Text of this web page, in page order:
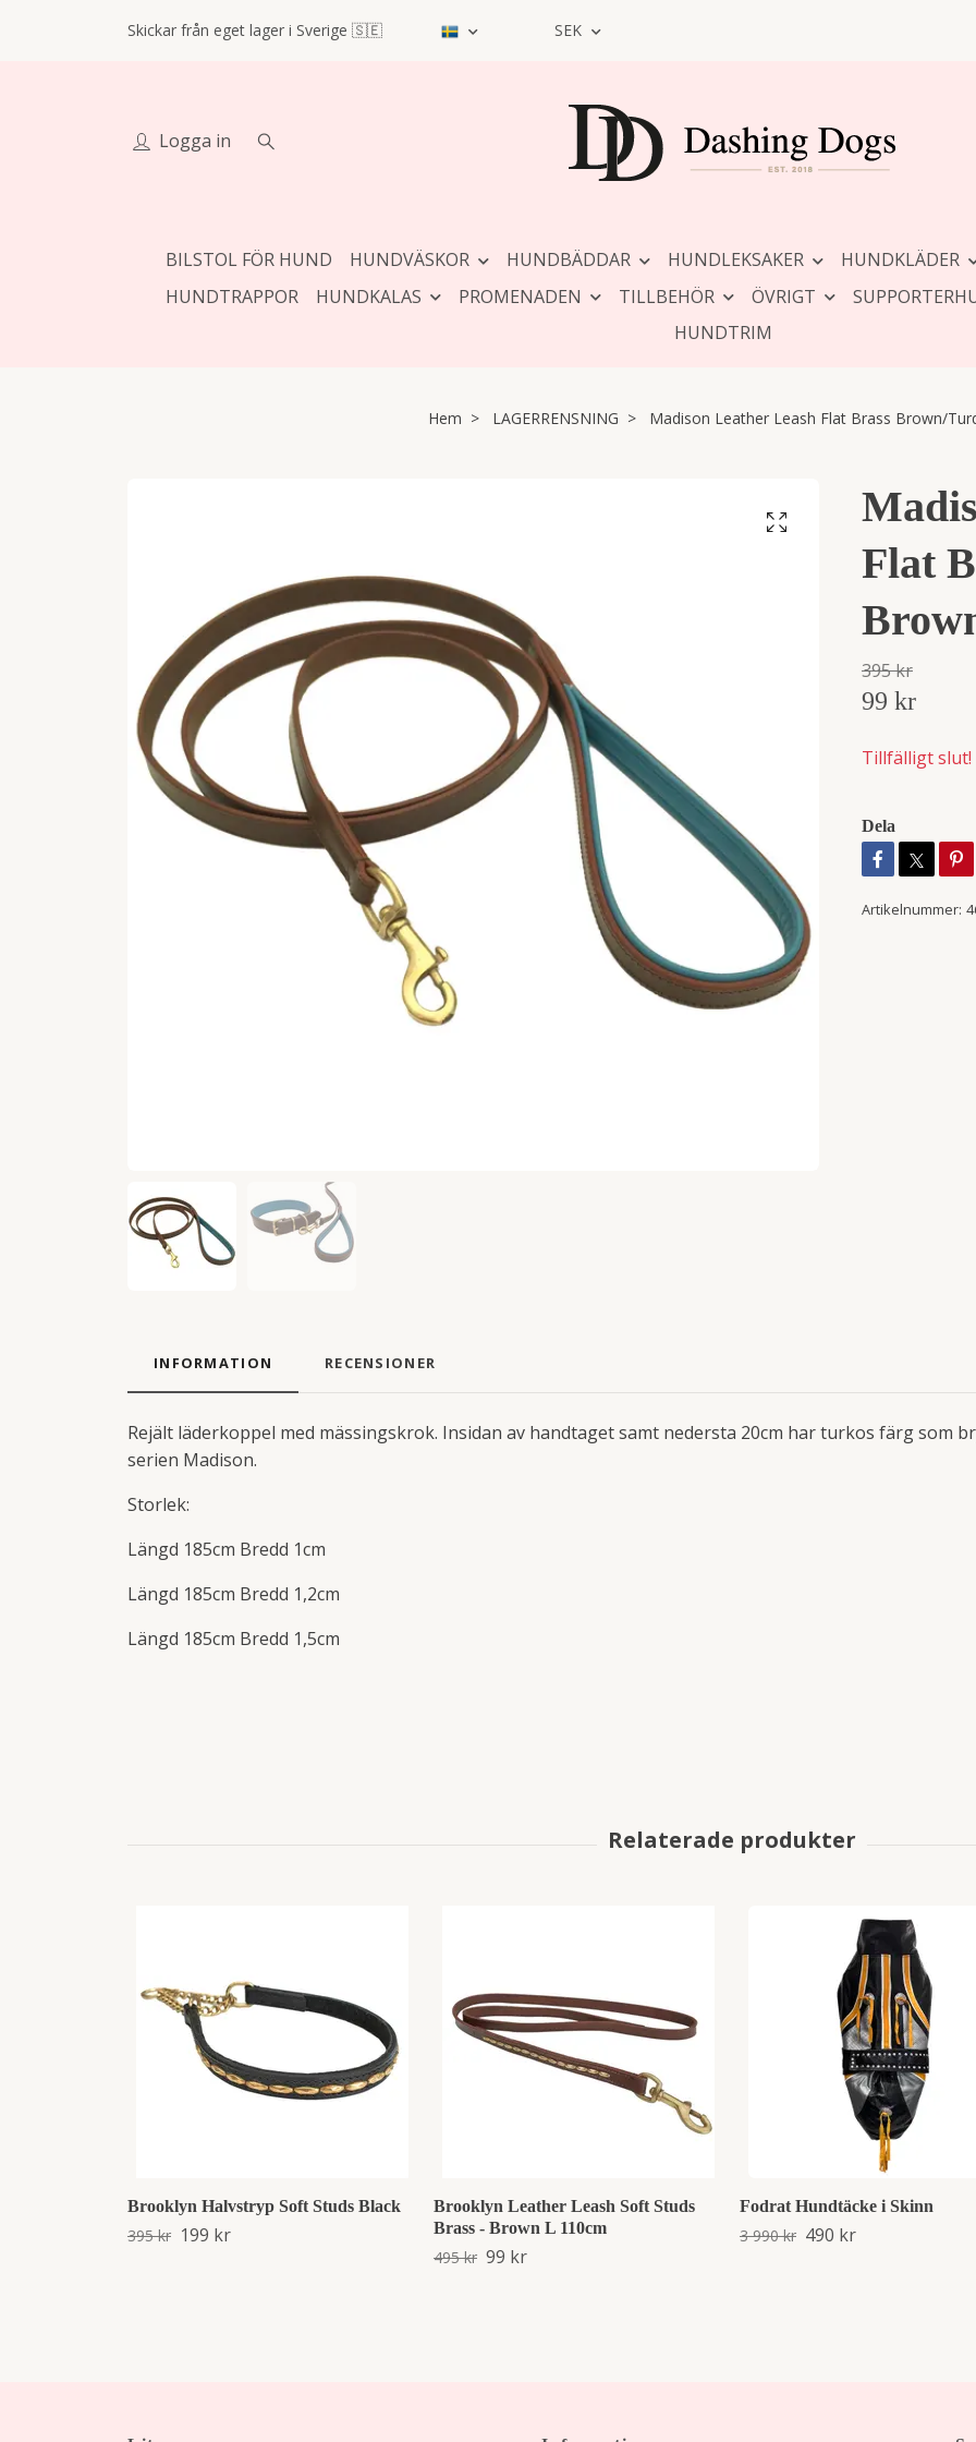
Skickar från eget lager i Sverige 🇸🇪 SEK
Logga in
BILSTOL FÖR HUND HUNDVÄSKOR HUNDBÄDDAR HUNDLEKSAKER HUNDKLÄDER
HUNDTRAPPOR
HUNDKALAS PROMENADEN TILLBEHÖR ÖVRIGT
HUNDTRIM
Hem LAGERRENSNING Madison Leather Leash Flat Brass Brown/
Flat
395 kr
99 kr
Tillfälligt slut!
Dela
Artikelnummer:
INFORMATION RECENSIONER
Rejält läderkoppel med mässingskrok. Insidan av handtaget samt nedersta 20cm har turkos färg som
serien Madison.
Storlek:
Längd 185cm Bredd 1cm
Längd 185cm Bredd 1,2cm
Längd 185cm Bredd 1,5cm
Brooklyn Halvstryp Soft Studs Black
395 kr 199 kr
Brooklyn Leather Leash Soft Studs
Brass - Brown L 110cm
495 kr 99 kr
Fodrat Hundtäcke i Skinn
3 990 kr 490 kr